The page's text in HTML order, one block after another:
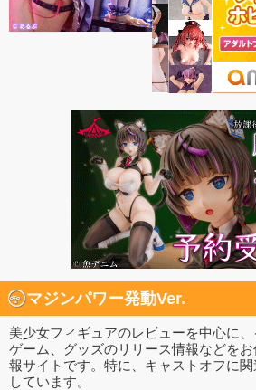
マジンパワー発動Ver.
美少女フィギュアのレビューを中心に、
ゲーム、グッズのリリース情報などを
報サイトです。特に、キャストオフに
しています。